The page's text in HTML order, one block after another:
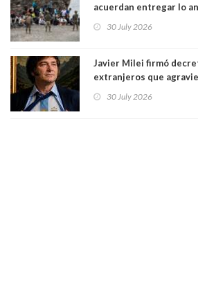
acuerdan entregar lo
avalancha y de
30 July 2026
Javier Milei firmó
extranjeros que
30 July 2026